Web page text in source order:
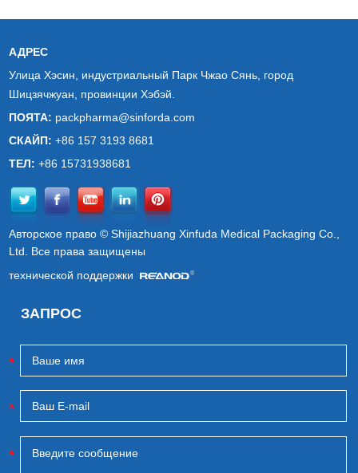
АДРЕС
Улица Хэсин, индустриальный Парк Чжао Сянь, город
Шицзячжуан, провинции Хэбэй.
ПОЯТА: packpharma@sinforda.com
СКАЙП:+86 157 3193 8681
ТЕЛ:+86 15731938681
Авторское право © Shijiazhuang Xinfuda Medical Packaging Co.,
Ltd. Все права защищены
технической поддержки
ЗАПРОС